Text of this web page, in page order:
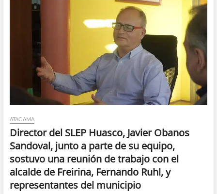
ATACAMA
Director del SLEP Huasco, Javier Obanos
Sandoval, junto a parte de su equipo,
sostuvo una reunión de trabajo con el
alcalde de Freirina, Fernando Ruhl, y
representantes del municipio